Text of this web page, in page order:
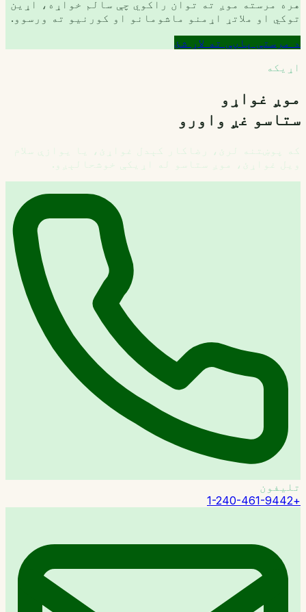
هره مرسته موږ ته توان راکوي چې سالم خواړه، اړین
توکي او ملاتړ اړمنو ماشومانو او کورنیو ته ورسوو.
د مرستې پاڼې ته لاړ شئ
اړیکه
موږ غواړو
ستاسو غږ واورو
که پوښتنه لرئ، رضاکار کېدل غواړئ، یا یوازې سلام
ویل غواړئ، موږ ستاسو له اړیکې خوشحالېږو.
تلیفون
+1-240-461-9442